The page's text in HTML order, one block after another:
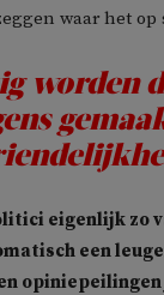
waar het op
worden
eigenlijk zo
een
opiniepeilingen